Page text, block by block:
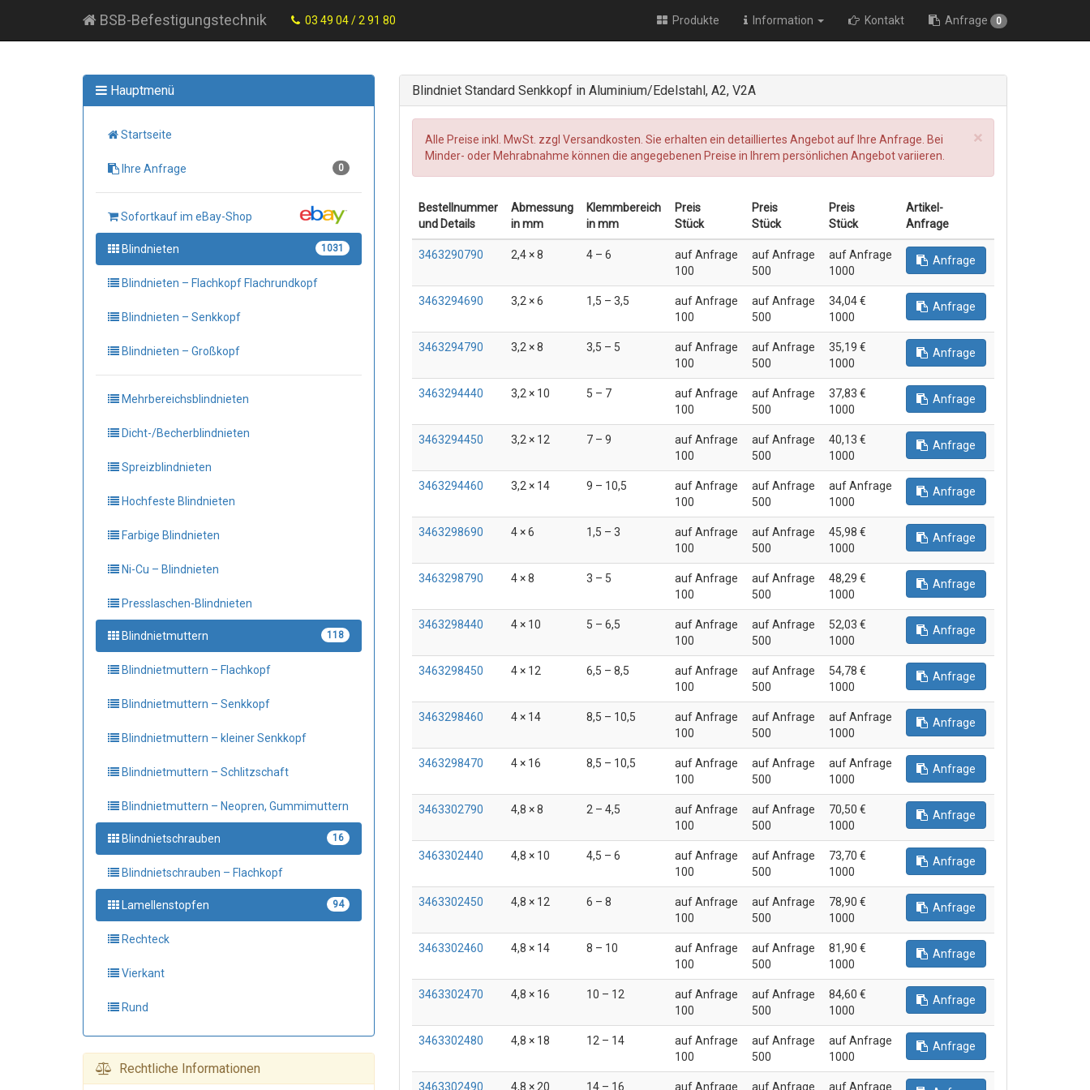
BSB-Befestigungstechnik 03 49 04 / 2 91 80 Produkte Information Kontakt Anfrage 0
Blindniet Standard Senkkopf in Aluminium/Edelstahl, A2, V2A
×
Alle Preise inkl. MwSt. zzgl Versandkosten. Sie erhalten ein detailliertes Angebot auf Ihre Anfrage. Bei
Minder- oder Mehrabnahme können die angegebenen Preise in Ihrem persönlichen Angebot variieren.
Bestellnummer
und Details
Abmessung
in mm
Klemm­bereich
in mm
Preis
Stück
Preis
Stück
Preis
Stück
Artikel-
Anfrage
3463290790 2,4 × 8 4 – 6
auf Anfrage
100
auf Anfrage
500
auf Anfrage
1000
Anfrage
3463294690 3,2 × 6 1,5 – 3,5
auf Anfrage
100
auf Anfrage
500
34,04 €
1000
Anfrage
3463294790 3,2 × 8 3,5 – 5
auf Anfrage
100
auf Anfrage
500
35,19 €
1000
Anfrage
3463294440 3,2 × 10 5 – 7
auf Anfrage
100
auf Anfrage
500
37,83 €
1000
Anfrage
3463294450 3,2 × 12 7 – 9
auf Anfrage
100
auf Anfrage
500
40,13 €
1000
Anfrage
3463294460 3,2 × 14 9 – 10,5
auf Anfrage
100
auf Anfrage
500
auf Anfrage
1000
Anfrage
3463298690 4 × 6 1,5 – 3
auf Anfrage
100
auf Anfrage
500
45,98 €
1000
Anfrage
3463298790 4 × 8 3 – 5
auf Anfrage
100
auf Anfrage
500
48,29 €
1000
Anfrage
3463298440 4 × 10 5 – 6,5
auf Anfrage
100
auf Anfrage
500
52,03 €
1000
Anfrage
3463298450 4 × 12 6,5 – 8,5
auf Anfrage
100
auf Anfrage
500
54,78 €
1000
Anfrage
3463298460 4 × 14 8,5 – 10,5
auf Anfrage
100
auf Anfrage
500
auf Anfrage
1000
Anfrage
3463298470 4 × 16 8,5 – 10,5
auf Anfrage
100
auf Anfrage
500
auf Anfrage
1000
Anfrage
3463302790 4,8 × 8 2 – 4,5
auf Anfrage
100
auf Anfrage
500
70,50 €
1000
Anfrage
3463302440 4,8 × 10 4,5 – 6
auf Anfrage
100
auf Anfrage
500
73,70 €
1000
Anfrage
3463302450 4,8 × 12 6 – 8
auf Anfrage
100
auf Anfrage
500
78,90 €
1000
Anfrage
3463302460 4,8 × 14 8 – 10
auf Anfrage
100
auf Anfrage
500
81,90 €
1000
Anfrage
3463302470 4,8 × 16 10 – 12
auf Anfrage
100
auf Anfrage
500
84,60 €
1000
Anfrage
3463302480 4,8 × 18 12 – 14
auf Anfrage
100
auf Anfrage
500
auf Anfrage
1000
Anfrage
3463302490 4,8 × 20 14 – 16 auf Anfrage auf Anfrage auf Anfrage
Hauptmenü
Startseite
Ihre Anfrage 0
Sofortkauf im eBay-Shop
Blindnieten 1031
Blindnieten – Flachkopf Flachrundkopf
Blindnieten – Senkkopf
Blindnieten – Großkopf
Mehrbereichsblindnieten
Dicht-/Becherblindnieten
Spreizblindnieten
Hochfeste Blindnieten
Farbige Blindnieten
Ni-Cu – Blindnieten
Presslaschen-Blindnieten
Blindnietmuttern 118
Blindnietmuttern – Flachkopf
Blindnietmuttern – Senkkopf
Blindnietmuttern – kleiner Senkkopf
Blindnietmuttern – Schlitzschaft
Blindnietmuttern – Neopren, Gummimuttern
Blindnietschrauben 16
Blindnietschrauben – Flachkopf
Lamellenstopfen 94
Rechteck
Vierkant
Rund
Rechtliche Informationen